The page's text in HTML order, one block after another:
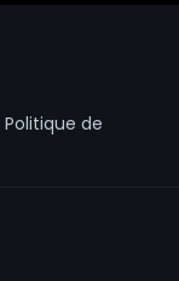
Politique de